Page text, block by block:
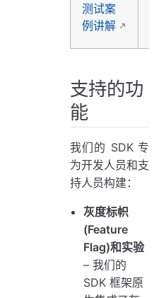
测试案
例讲解
支持的功
能
我们的 SDK 专
为开发人员和支
持人员构建：
灰度标帜
(Feature
Flag)和实验
– 我们的
SDK 框架原